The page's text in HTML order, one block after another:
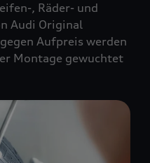
, Räder- und
Audi Original
Aufpreis werden
Montage gewuchtet